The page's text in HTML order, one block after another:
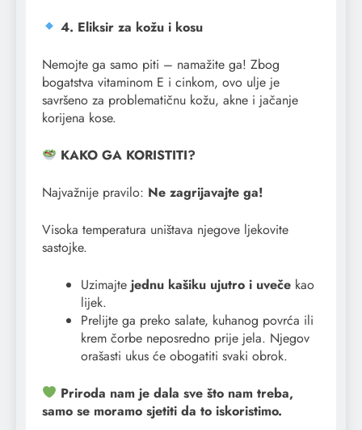
4. Eliksir za kožu i kosu
Nemojte ga samo piti – namažite ga! Zbog
bogatstva vitaminom E i cinkom, ovo ulje je
savršeno za problematičnu kožu, akne i jačanje
korijena kose.
KAKO GA KORISTITI?
Najvažnije pravilo: Ne zagrijavajte ga!
Visoka temperatura uništava njegove ljekovite
sastojke.
​Uzimajte jednu kašiku ujutro i uveče kao
lijek.
​Prelijte ga preko salate, kuhanog povrća ili
krem čorbe neposredno prije jela. Njegov
orašasti ukus će obogatiti svaki obrok.
Priroda nam je dala sve što nam treba,
samo se moramo sjetiti da to iskoristimo.